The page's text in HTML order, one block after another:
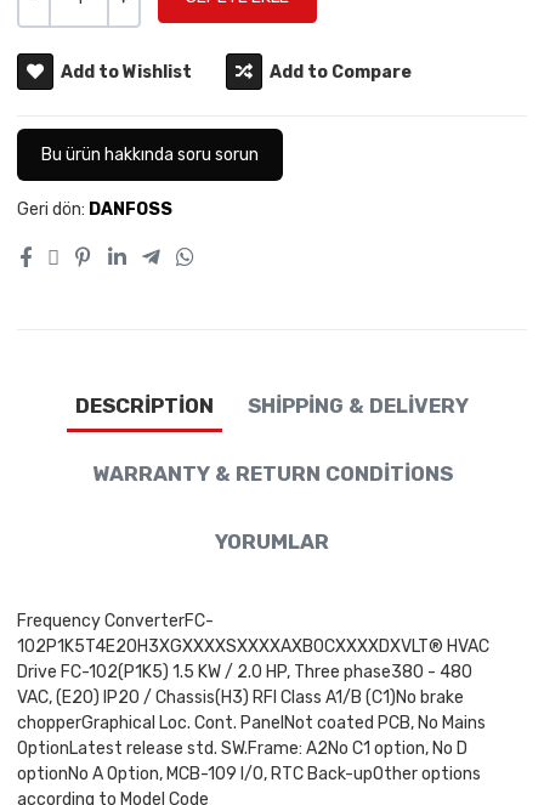
Add to Wishlist Add to Compare
Bu ürün hakkında soru sorun
Geri dön: DANFOSS
DESCRIPTION SHIPPING & DELIVERY
WARRANTY & RETURN CONDITIONS
YORUMLAR
Frequency ConverterFC-
102P1K5T4E20H3XGXXXXSXXXXAXB0CXXXXDXVLT® HVAC
Drive FC-102(P1K5) 1.5 KW / 2.0 HP, Three phase380 - 480
VAC, (E20) IP20 / Chassis(H3) RFI Class A1/B (C1)No brake
chopperGraphical Loc. Cont. PanelNot coated PCB, No Mains
OptionLatest release std. SW.Frame: A2No C1 option, No D
optionNo A Option, MCB-109 I/O, RTC Back-upOther options
according to Model Code